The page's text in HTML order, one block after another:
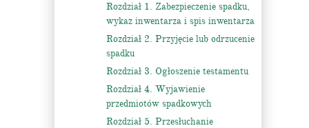
Rozdział 1. Zabezpieczenie spadku,
wykaz inwentarza i spis inwentarza
Rozdział 2. Przyjęcie lub odrzucenie
spadku
Rozdział 3. Ogłoszenie testamentu
Rozdział 4. Wyjawienie
przedmiotów spadkowych
Rozdział 5. Przesłuchanie